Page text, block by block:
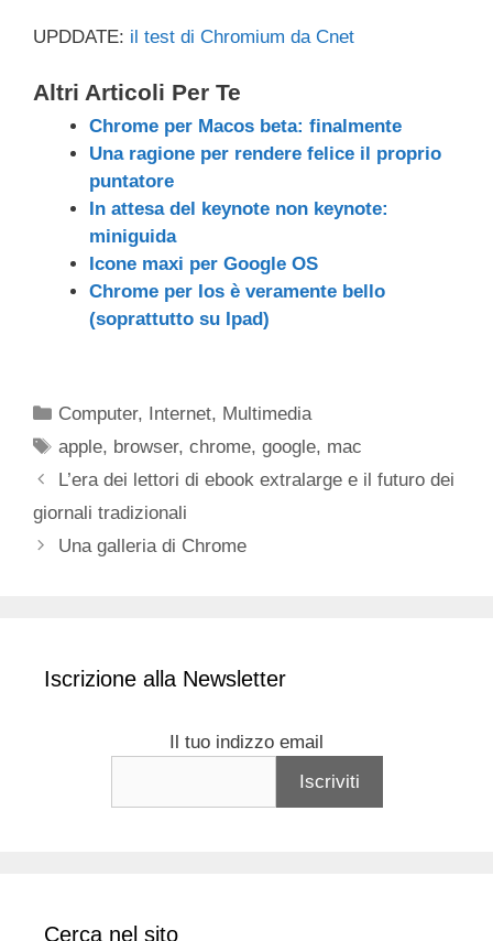
UPDDATE: il test di Chromium da Cnet
Altri Articoli Per Te
Chrome per Macos beta: finalmente
Una ragione per rendere felice il proprio
puntatore
In attesa del keynote non keynote:
miniguida
Icone maxi per Google OS
Chrome per Ios è veramente bello
(soprattutto su Ipad)
Categorie
Computer, Internet, Multimedia
Tag
apple, browser,chrome,google, mac
L’era dei lettori di ebook extralarge e il futuro dei
giornali tradizionali
Una galleria di Chrome
Iscrizione alla Newsletter
Il tuo indizzo email
Cerca nel sito